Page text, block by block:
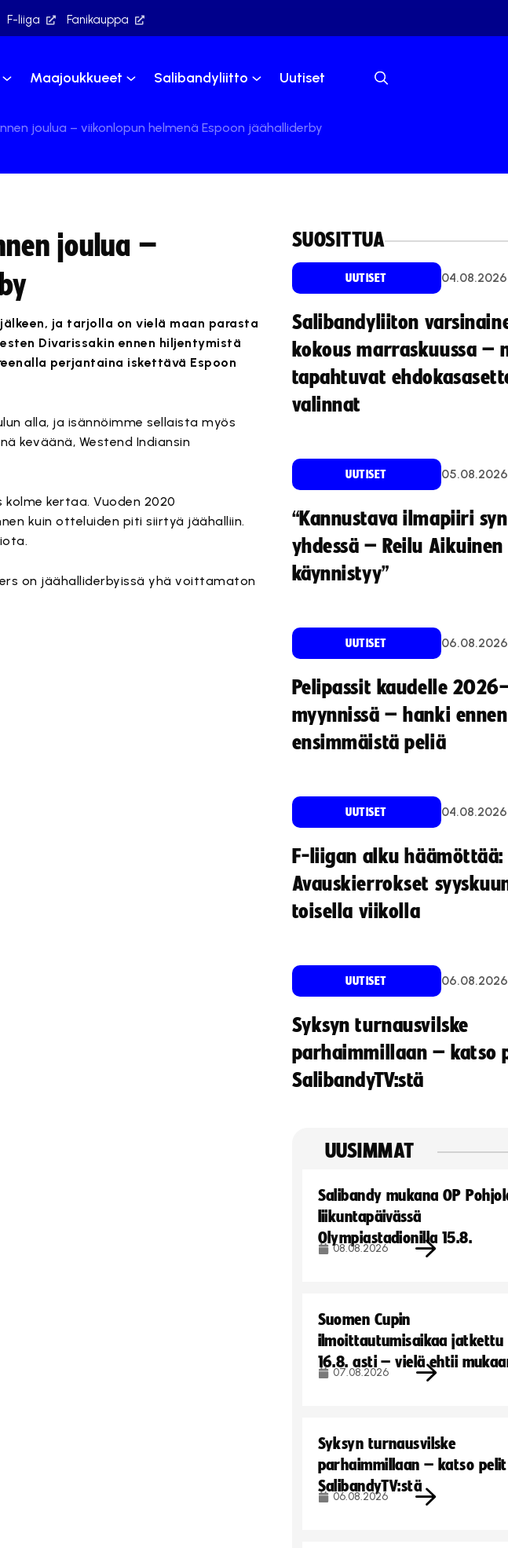
F-liiga Fanikauppa
Maajoukkueet Salibandyliitto Uutiset
joulua – viikonlopun helmenä Espoon jäähalliderby
joulua –
ja tarjolla on vielä maan parasta
Divarissakin ennen hiljentymistä
perjantaina iskettävä Espoon
alla, ja isännöimme sellaista myös
keväänä, Westend Indiansin
kertaa. Vuoden 2020
kuin otteluiden piti siirtyä jäähalliin.
on jäähalliderbyissä yhä voittamaton
SUOSITTUA
UUTISET 04.08.2026
Salibandyliiton
kokous marraskuussa –
tapahtuvat
valinnat
UUTISET 05.08.2026
“Kannustava ilmapiiri
yhdessä – Reilu
käynnistyy”
UUTISET 06.08.2026
Pelipassit kaudelle
myynnissä – hanki ennen
ensimmäistä peliä
UUTISET 04.08.2026
F-liigan alku häämöttää:
Avauskierrokset
toisella viikolla
UUTISET 06.08.2026
Syksyn turnausvilske
parhaimmillaan – katso
SalibandyTV:stä
UUSIMMAT
Salibandy mukana OP
liikuntapäivässä
Olympiastadionilla 15.8.
08.08.2026
Suomen Cupin
ilmoittautumisaikaa jatkettu
16.8. asti – vielä ehtii
07.08.2026
Syksyn turnausvilske
parhaimmillaan – katso pelit
SalibandyTV:stä
06.08.2026